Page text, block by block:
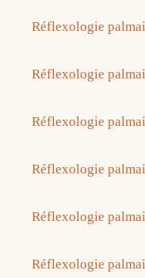
Réflexologie
Réflexologie
Réflexologie
Réflexologie
Réflexologie
Réflexologie